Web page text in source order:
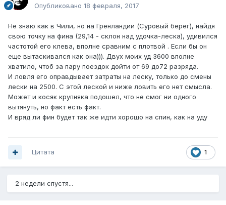
Опубликовано 18 февраля, 2017
Не знаю как в Чили, но на Гренландии (Суровый берег), найдя
свою точку на фина (29,14 - склон над удочка-леска), удивился
частотой его клева, вполне сравним с плотвой . Если бы он
еще вытаскивался как она))). Двух моих уд 3600 вполне
хватило, чтоб за пару поездок дойти от 69 до72 разряда.
И ловля его оправдывает затраты на леску, только до смены
лески на 2500. С этой леской и ниже ловить его нет смысла.
Может и косяк крупняка подошел, что не смог ни одного
вытянуть, но факт есть факт.
И вряд ли фин будет так же идти хорошо на спин, как на уду
1
Цитата
2 недели спустя...